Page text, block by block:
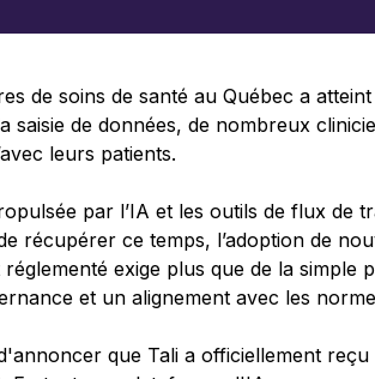
de soins de santé au Québec a
saisie de données, de nombreux
leurs patients.
par l’IA et les outils de flux de
récupérer ce temps, l’adoption de
exige plus que de la simple
et un alignement avec les
que Tali a officiellement